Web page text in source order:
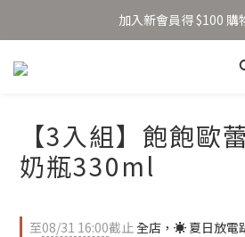
加入新會員得 $100 購
全站滿 $699 享免
【3入組】飽飽歐
奶瓶330ml
至08/31 16:00截止全店，☀️ 夏日放電